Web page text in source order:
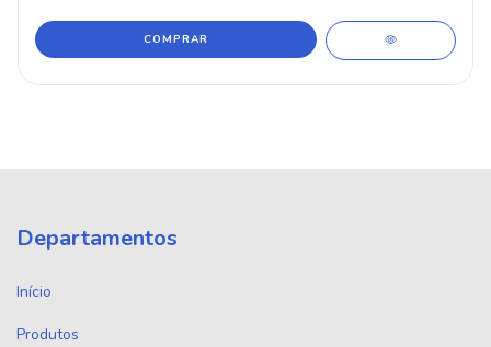
COMPRAR
Departamentos
Início
Produtos